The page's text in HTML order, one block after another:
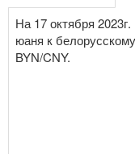
На 17 октября
юаня к
BYN/CNY.